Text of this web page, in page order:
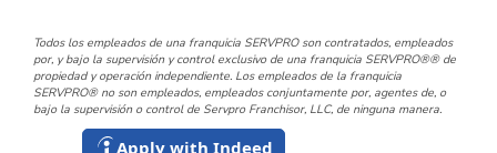
Todos los empleados de una franquicia SERVPRO son contratados, empleados
por, y bajo la supervisión y control exclusivo de una franquicia SERVPRO®® de
propiedad y operación independiente. Los empleados de la franquicia
SERVPRO® no son empleados, empleados conjuntamente por, agentes de, o
bajo la supervisión o control de Servpro Franchisor, LLC, de ninguna manera.
Apply with Indeed